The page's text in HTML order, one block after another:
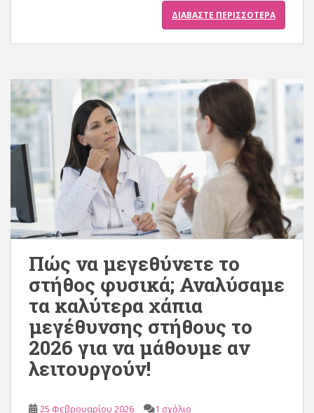
ΔΙΑΒΆΣΤΕ ΠΕΡΙΣΣΌΤΕΡΑ
Πώς να μεγεθύνετε το
στήθος φυσικά; Αναλύσαμε
τα καλύτερα χάπια
μεγέθυνσης στήθους το
2026 για να μάθουμε αν
λειτουργούν!
25 Φεβρουαρίου 2026 1 σχόλιο